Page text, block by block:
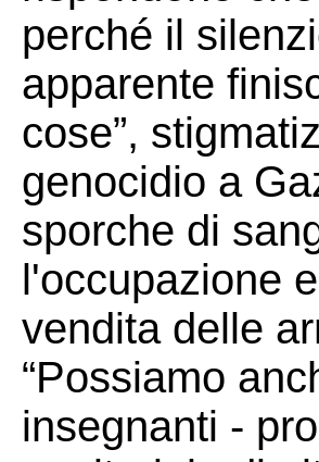
perché il
apparente
cose”,
genocidio a
sporche di
l'occupazione
vendita delle
“Possiamo
insegnanti -